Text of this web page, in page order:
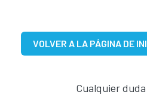
VOLVER A LA PÁGINA DE
Cualquier